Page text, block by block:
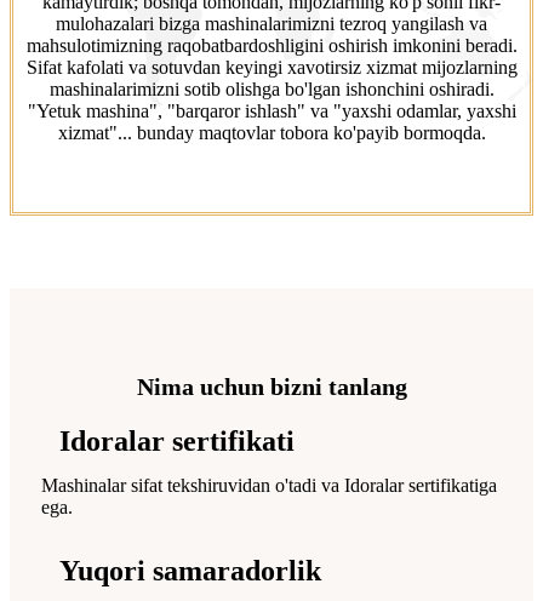
mulohazalari bizga mashinalarimizni tezroq yangilash va
mahsulotimizning raqobatbardoshligini oshirish imkonini beradi.
Sifat kafolati va sotuvdan keyingi xavotirsiz xizmat mijozlarning
mashinalarimizni sotib olishga bo'lgan ishonchini oshiradi.
"Yetuk mashina", "barqaror ishlash" va "yaxshi odamlar, yaxshi
xizmat"... bunday maqtovlar tobora ko'payib bormoqda.
Nima uchun bizni tanlang
Idoralar sertifikati
Mashinalar sifat tekshiruvidan o'tadi va Idoralar sertifikatiga
ega.
Yuqori samaradorlik